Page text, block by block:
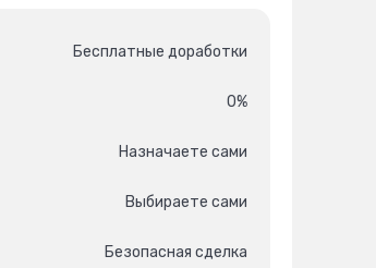
Бесплатные доработки
0%
Назначаете сами
Выбираете сами
Безопасная сделка